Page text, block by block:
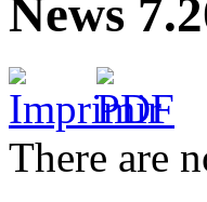
News
There are